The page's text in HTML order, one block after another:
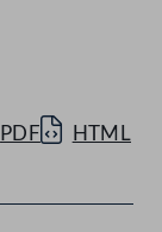
PDF HTML